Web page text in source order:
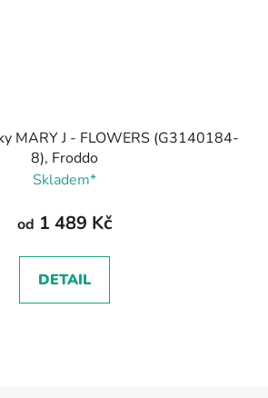
MARY J - FLOWERS (G3140184-
8), Froddo
Skladem*
od 1 489 Kč
DETAIL